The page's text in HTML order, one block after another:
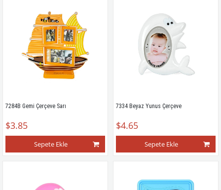
7284B Gemi Çerçeve Sarı
$3.85
Sepete Ekle
7334 Beyaz Yunus Çerçeve
$4.65
Sepete Ekle